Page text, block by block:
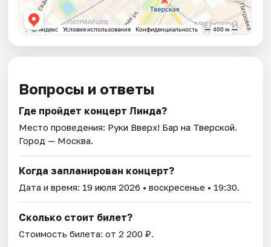
Вопросы и ответы
Где пройдет концерт Линда?
Место проведения: Руки Вверх! Бар на Тверской.
Город — Москва.
Когда запланирован концерт?
Дата и время: 19 июля 2026 • воскресенье • 19:30.
Сколько стоит билет?
Стоимость билета: от 2 200 ₽.